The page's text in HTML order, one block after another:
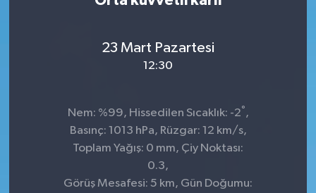
23 Mart Pazartesi
12:30
Nem: %99, Hissedilen Sıcaklık: -2°,
Basınç: 1013 hPa, Rüzgar: 12 km/s,
Toplam Yağış: 0 mm, Çiy Noktası:
0.3,
Görüş Mesafesi: 5 km, Gün Doğumu: